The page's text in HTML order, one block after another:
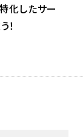
化したサー
！